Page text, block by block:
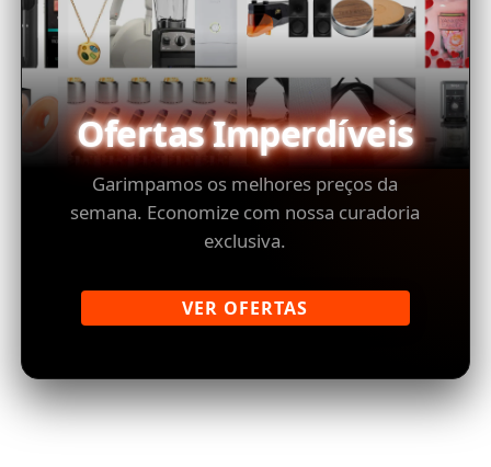
Ofertas Imperdíveis
Garimpamos os melhores preços da
semana. Economize com nossa curadoria
exclusiva.
VER OFERTAS